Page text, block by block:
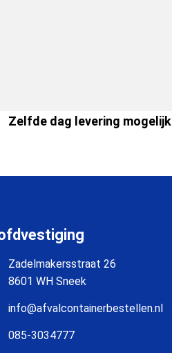
Zelfde dag levering mogelijk
Zadelmakersstraat 26
8601 WH Sneek
info@afvalcontainerbestellen.nl
085-3034777